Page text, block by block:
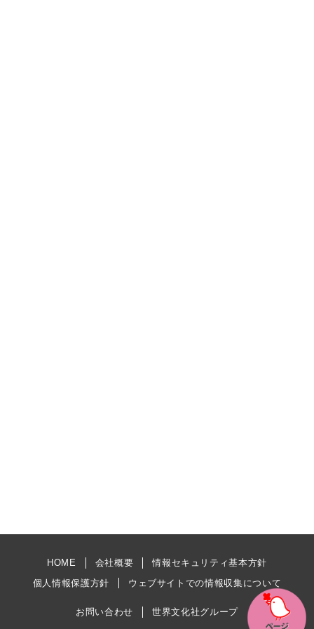
HOME 会社概要
情報セキュリティ基本方針
個人情報保護方針
ウェブサイトでの情報収集について
お問い合わせ 世界文化社グループ